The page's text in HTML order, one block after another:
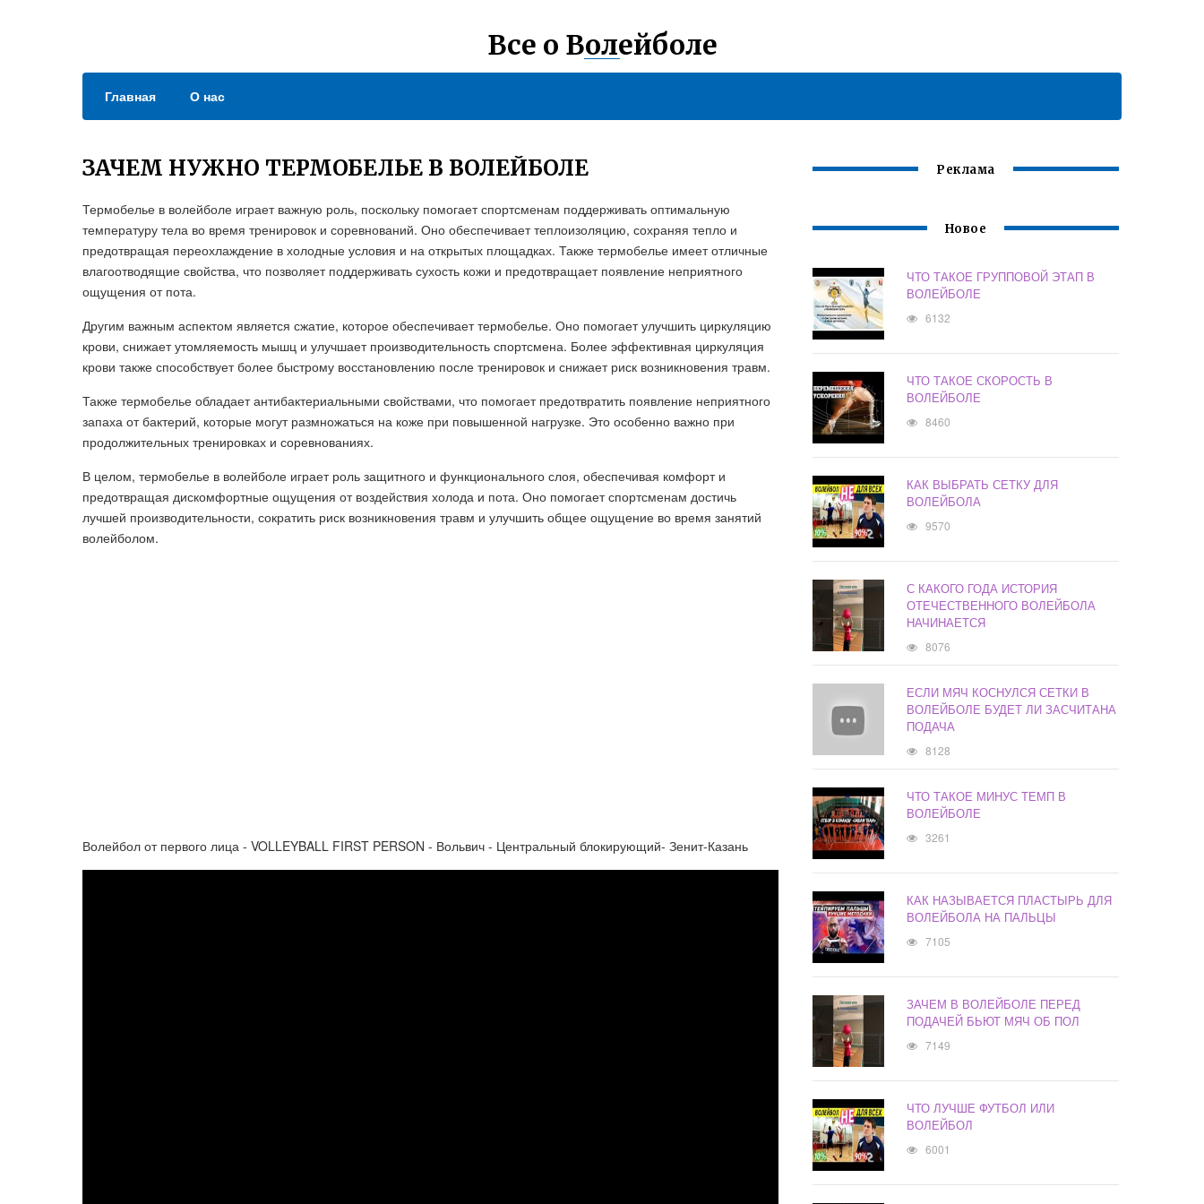
Все о Волейболе
Главная О нас
ЗАЧЕМ НУЖНО ТЕРМОБЕЛЬЕ В ВОЛЕЙБОЛЕ
Термобелье в волейболе играет важную роль, поскольку помогает спортсменам поддерживать оптимальную
температуру тела во время тренировок и соревнований. Оно обеспечивает теплоизоляцию, сохраняя тепло и
предотвращая переохлаждение в холодные условия и на открытых площадках. Также термобелье имеет отличные
влагоотводящие свойства, что позволяет поддерживать сухость кожи и предотвращает появление неприятного
ощущения от пота.
Другим важным аспектом является сжатие, которое обеспечивает термобелье. Оно помогает улучшить циркуляцию
крови, снижает утомляемость мышц и улучшает производительность спортсмена. Более эффективная циркуляция
крови также способствует более быстрому восстановлению после тренировок и снижает риск возникновения травм.
Также термобелье обладает антибактериальными свойствами, что помогает предотвратить появление неприятного
запаха от бактерий, которые могут размножаться на коже при повышенной нагрузке. Это особенно важно при
продолжительных тренировках и соревнованиях.
В целом, термобелье в волейболе играет роль защитного и функционального слоя, обеспечивая комфорт и
предотвращая дискомфортные ощущения от воздействия холода и пота. Оно помогает спортсменам достичь
лучшей производительности, сократить риск возникновения травм и улучшить общее ощущение во время занятий
волейболом.
Волейбол от первого лица - VOLLEYBALL FIRST PERSON - Вольвич - Центральный блокирующий- Зенит-Казань
Реклама
Новое
ЧТО ТАКОЕ ГРУППОВОЙ ЭТАП В
ВОЛЕЙБОЛЕ
6132
ЧТО ТАКОЕ СКОРОСТЬ В
ВОЛЕЙБОЛЕ
8460
КАК ВЫБРАТЬ СЕТКУ ДЛЯ
ВОЛЕЙБОЛА
9570
С КАКОГО ГОДА ИСТОРИЯ
ОТЕЧЕСТВЕННОГО ВОЛЕЙБОЛА
НАЧИНАЕТСЯ
8076
ЕСЛИ МЯЧ КОСНУЛСЯ СЕТКИ В
ВОЛЕЙБОЛЕ БУДЕТ ЛИ ЗАСЧИТАНА
ПОДАЧА
8128
ЧТО ТАКОЕ МИНУС ТЕМП В
ВОЛЕЙБОЛЕ
3261
КАК НАЗЫВАЕТСЯ ПЛАСТЫРЬ ДЛЯ
ВОЛЕЙБОЛА НА ПАЛЬЦЫ
7105
ЗАЧЕМ В ВОЛЕЙБОЛЕ ПЕРЕД
ПОДАЧЕЙ БЬЮТ МЯЧ ОБ ПОЛ
7149
ЧТО ЛУЧШЕ ФУТБОЛ ИЛИ
ВОЛЕЙБОЛ
6001